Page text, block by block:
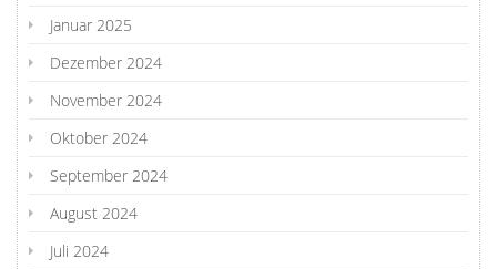
Januar 2025
Dezember 2024
November 2024
Oktober 2024
September 2024
August 2024
Juli 2024